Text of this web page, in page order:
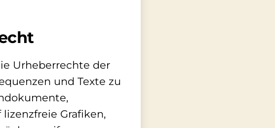
Urheberrechte der
und Texte zu
Grafiken,